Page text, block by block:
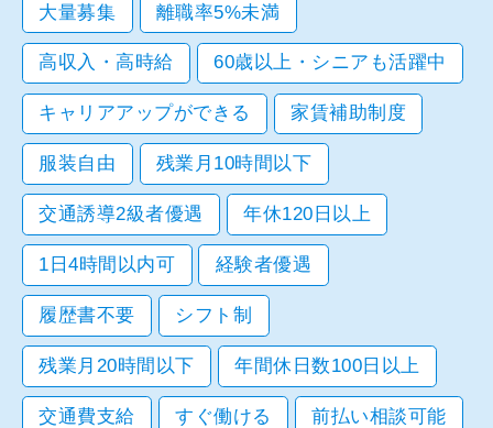
大量募集 離職率5%未満
高収入・高時給 60歳以上・シニアも活躍中
キャリアアップができる 家賃補助制度
服装自由 残業月10時間以下
交通誘導2級者優遇 年休120日以上
1日4時間以内可 経験者優遇
履歴書不要 シフト制
残業月20時間以下 年間休日数100日以上
交通費支給 すぐ働ける 前払い相談可能